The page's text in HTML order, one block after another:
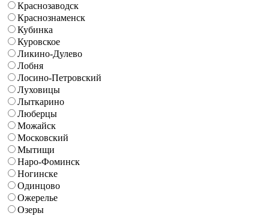
Краснозаводск
Краснознаменск
Кубинка
Куровское
Ликино-Дулево
Лобня
Лосино-Петровский
Луховицы
Лыткарино
Люберцы
Можайск
Московский
Мытищи
Наро-Фоминск
Ногинске
Одинцово
Ожерелье
Озеры